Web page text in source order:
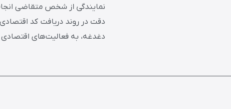
نمایندگی از شخص متقاضی
دقت در روند دریافت کد
دغدغه، به فعالیت‌های اقتصادی